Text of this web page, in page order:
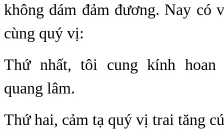
không dám đảm đương. Nay có
cùng quý vị:
Thứ nhất, tôi cung kính hoan
quang lâm.
Thứ hai, cảm tạ quý vị trai tăng